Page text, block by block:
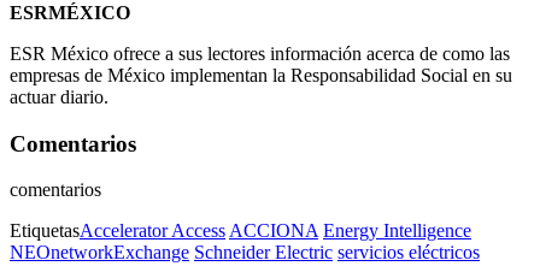
ESRMÉXICO
ESR México ofrece a sus lectores información acerca de como las
empresas de México implementan la Responsabilidad Social en su
actuar diario.
Comentarios
comentarios
EtiquetasAccelerator AccessACCIONA Energy Intelligence
NEOnetworkExchange Schneider Electric servicios eléctricos